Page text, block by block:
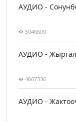
АУДИО -
5046609
АУДИО -
4667336
АУДИО -